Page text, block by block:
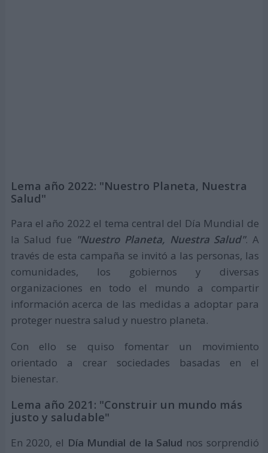
Lema año 2022: "Nuestro Planeta, Nuestra
Salud"
Para el año 2022 el tema central del Día Mundial de
la Salud fue "Nuestro Planeta, Nuestra Salud". A
través de esta campaña se invitó a las personas, las
comunidades, los gobiernos y diversas
organizaciones en todo el mundo a compartir
información acerca de las medidas a adoptar para
proteger nuestra salud y nuestro planeta.
Con ello se quiso fomentar un movimiento
orientado a crear sociedades basadas en el
bienestar.
Lema año 2021: "Construir un mundo más
justo y saludable"
En 2020, el Día Mundial de la Salud nos sorprendió